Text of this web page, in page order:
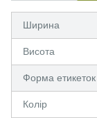
Ширина
Висота
Форма етикеток
Колір